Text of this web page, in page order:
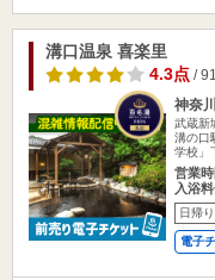
溝口温泉 喜楽里
4.3点 /
神奈
武蔵新
溝の口
学校」
営業
入浴
日帰り
電子